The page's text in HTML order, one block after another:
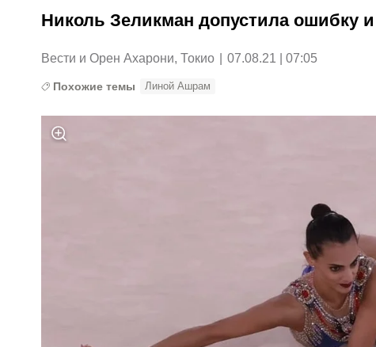
Николь Зеликман допустила ошибку
Вести и Орен Ахарони, Токио 07.08.21 | 07:05
Похожие темы Линой Ашрам